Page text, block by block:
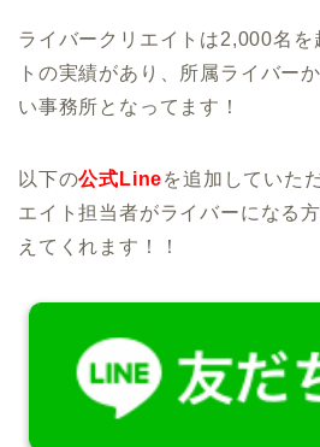
ライバークリエイトは2,000名を
トの実績があり、所属ライバー
い事務所となってます！
以下の公式Lineを追加していた
エイト担当者がライバーになる
えてくれます！！